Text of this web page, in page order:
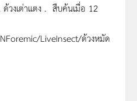
ด้วงเต่าแตง . สืบค้นเมื่อ 12
LiveInsect/ด้วงหมัด